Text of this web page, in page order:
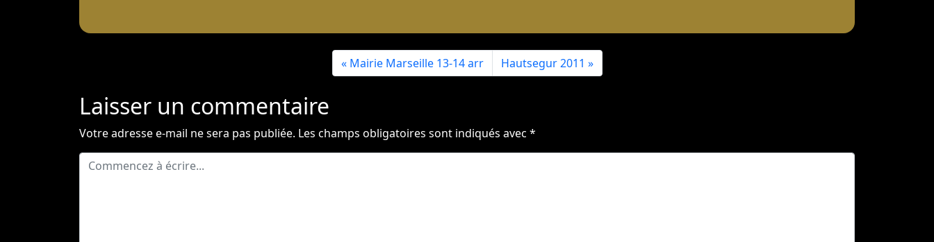
Mairie Marseille 13-14 arr Hautsegur 2011
Laisser un commentaire
Votre adresse e-mail ne sera pas publiée. Les champs obligatoires sont indiqués avec *